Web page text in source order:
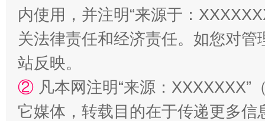
国家大学科技园优化重塑工作
内使用，并注明“来源于：
关法律责任和经济责任。如您对
站反映。
② 凡本网注明“来源：
它媒体，转载目的在于传递更多